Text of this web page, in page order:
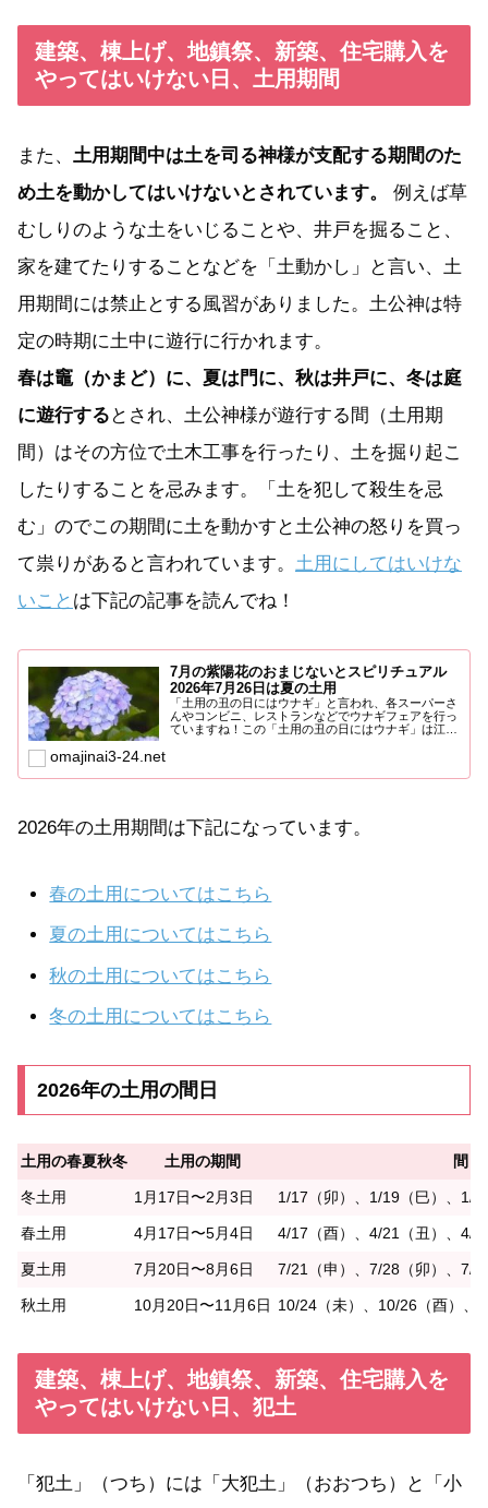
建築、棟上げ、地鎮祭、新築、住宅購入を
やってはいけない日、土用期間
また、 土用期間中は土を司る神様が支配する期間のた
め土を動かしてはいけないとされています。
例えば草
むしりのような土をいじることや、井戸を掘ること、
家を建てたりすることなどを「土動かし」と言い、土
用期間には禁止とする風習がありました。土公神は特
定の時期に土中に遊行に行かれます。
春は竈（かまど）に、夏は門に、秋は井戸に、冬は庭
に遊行する とされ、土公神様が遊行する間（土用期
間）はその方位で土木工事を行ったり、土を掘り起こ
したりすることを忌みます。「土を犯して殺生を忌
む」のでこの期間に土を動かすと土公神の怒りを買っ
て祟りがあると言われています。
土用にしてはいけな
いこと は下記の記事を読んでね！
7月の紫陽花のおまじないとスピリチュアル
2026年7月26日は夏の土用
「土用の丑の日にはウナギ」と言われ、各スーパーさ
んやコンビニ、レストランなどでウナギフェアを行っ
ていますね！この「土用の丑の日にはウナギ」は江戸
omajinai3-24.net
2026年の土用期間は下記になっています。
春の土用についてはこちら
夏の土用についてはこちら
秋の土用についてはこちら
冬の土用についてはこちら
2026年の土用の間日
土用の春夏秋冬 土用の期間 間
冬土用 1月17日〜2月3日 1/17（卯）、1/19（巳）、1/
春土用 4月17日〜5月4日 4/17（酉）、4/21（丑）、4/
夏土用 7月20日〜8月6日 7/21（申）、7/28（卯）、7/
秋土用 10月20日〜11月6日 10/24（未）、10/26（酉）、
建築、棟上げ、地鎮祭、新築、住宅購入を
やってはいけない日、犯土
「犯土」（つち）には「大犯土」（おおつち）と「小